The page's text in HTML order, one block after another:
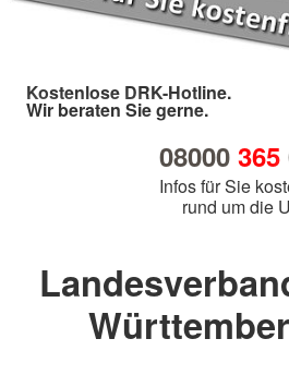
Kostenlose DRK-Hotline.
Wir beraten Sie gerne.
08000 365
Infos für Sie
rund um die